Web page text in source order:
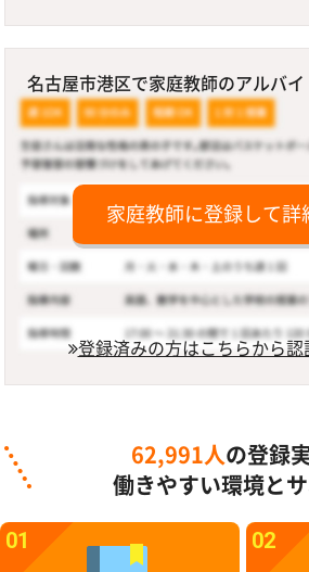
名古屋市港区で家庭教師のアルバ
家庭教師に登録して詳
登録済みの方はこちらから認
62,991人 の登録
働きやすい環境と
01 02